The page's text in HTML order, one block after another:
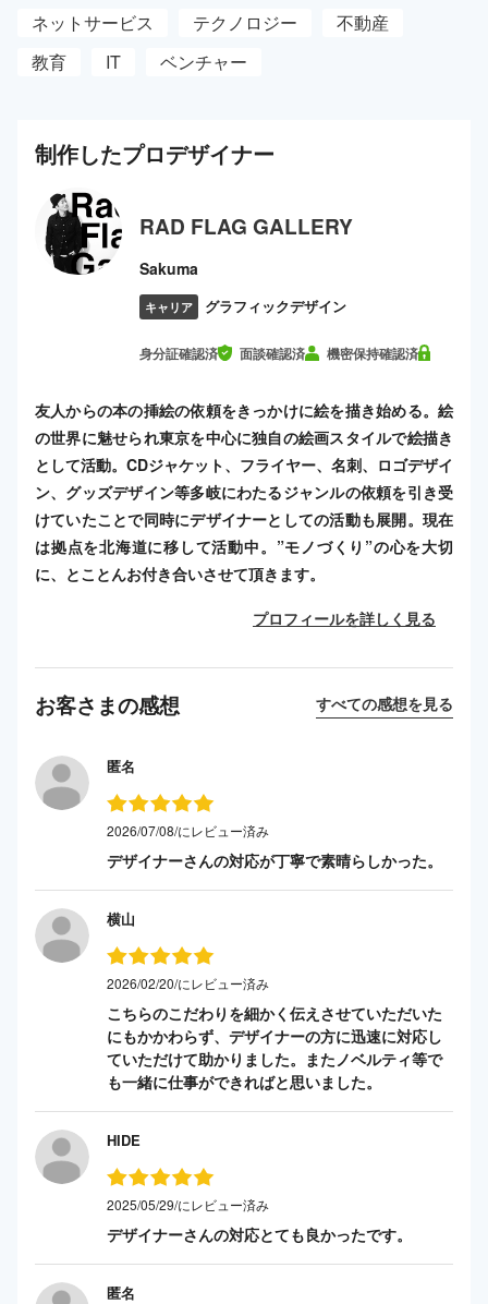
ネットサービス テクノロジー
不動産
教育
IT ベンチャー
制作したプロデザイナー
RAD FLAG GALLERY
Sakuma
キャリア グラフィックデザイン
身分証確認済 面談確認済 機密保持確認済
友人からの本の挿絵の依頼をきっかけに絵を描き始める。絵
の世界に魅せられ東京を中心に独自の絵画スタイルで絵描き
として活動。CDジャケット、フライヤー、名刺、ロゴデザイ
ン、グッズデザイン等多岐にわたるジャンルの依頼を引き受
けていたことで同時にデザイナーとしての活動も展開。現在
は拠点を北海道に移して活動中。”モノづくり”の心を大切
に、とことんお付き合いさせて頂きます。
プロフィールを詳しく見る
お客さまの感想 すべての感想を見る
匿名
2026/07/08/にレビュー済み
デザイナーさんの対応が丁寧で素晴らしかった。
横山
2026/02/20/にレビュー済み
こちらのこだわりを細かく伝えさせていただいた
にもかかわらず、デザイナーの方に迅速に対応し
ていただけて助かりました。またノベルティ等で
も一緒に仕事ができればと思いました。
HIDE
2025/05/29/にレビュー済み
デザイナーさんの対応とても良かったです。
匿名